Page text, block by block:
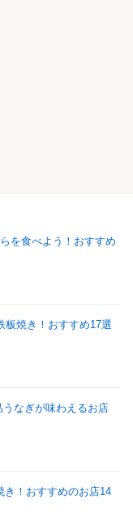
を食べよう！おすすめ
板焼き！おすすめ17選
なぎが味わえるお店
き！おすすめのお店14